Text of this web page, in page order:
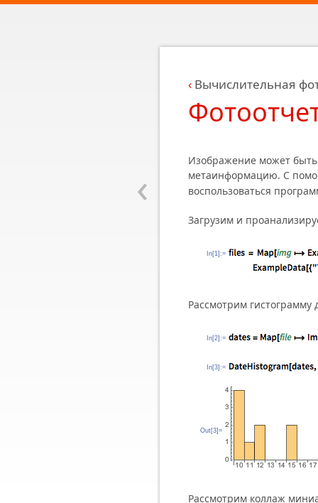
‹
Вычислительная
Изображение может быть
метаинформацию. С
воспользоваться
Загрузим и
In[1]:=
Рассмотрим
In[2]:=
In[3]:=
Out[3]=
Рассмотрим коллаж